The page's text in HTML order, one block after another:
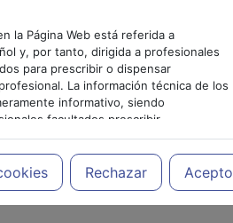
la Página Web está referida a
y, por tanto, dirigida a profesionales
para prescribir o dispensar
La información técnica de los
informativo, siendo
facultados prescribir
caso concreto, el tratamiento más
paciente.
Rechazar Acepto
PUBLICIDAD